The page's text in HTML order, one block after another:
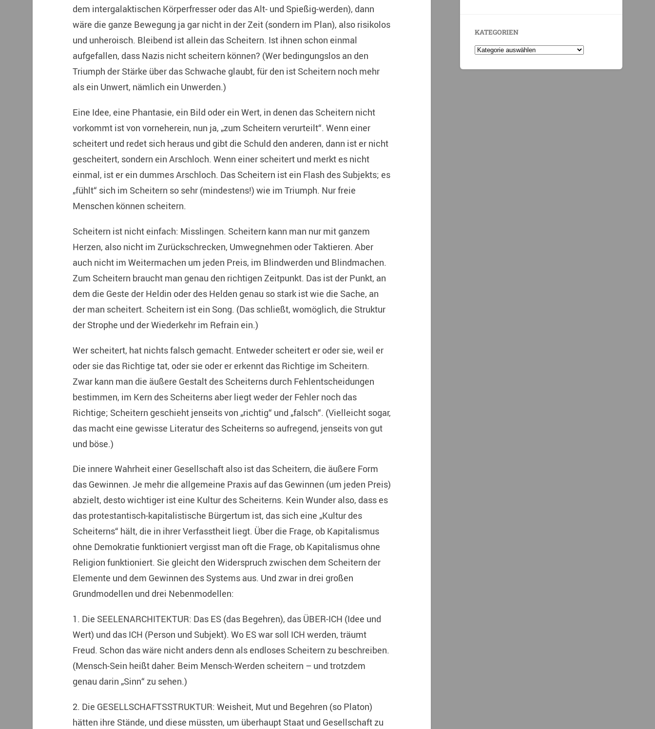
dem intergalaktischen Körperfresser oder das Alt- und Spießig-werden), dann
wäre die ganze Bewegung ja gar nicht in der Zeit (sondern im Plan), also risikolos
und unheroisch. Bleibend ist allein das Scheitern. Ist ihnen schon einmal
aufgefallen, dass Nazis nicht scheitern können? (Wer bedingungslos an den
Triumph der Stärke über das Schwache glaubt, für den ist Scheitern noch mehr
als ein Unwert, nämlich ein Unwerden.)
Eine Idee, eine Phantasie, ein Bild oder ein Wert, in denen das Scheitern nicht
vorkommt ist von vorneherein, nun ja, „zum Scheitern verurteilt“. Wenn einer
scheitert und redet sich heraus und gibt die Schuld den anderen, dann ist er nicht
gescheitert, sondern ein Arschloch. Wenn einer scheitert und merkt es nicht
einmal, ist er ein dummes Arschloch. Das Scheitern ist ein Flash des Subjekts; es
„fühlt“ sich im Scheitern so sehr (mindestens!) wie im Triumph. Nur freie
Menschen können scheitern.
Scheitern ist nicht einfach: Misslingen. Scheitern kann man nur mit ganzem
Herzen, also nicht im Zurückschrecken, Umwegnehmen oder Taktieren. Aber
auch nicht im Weitermachen um jeden Preis, im Blindwerden und Blindmachen.
Zum Scheitern braucht man genau den richtigen Zeitpunkt. Das ist der Punkt, an
dem die Geste der Heldin oder des Helden genau so stark ist wie die Sache, an
der man scheitert. Scheitern ist ein Song. (Das schließt, womöglich, die Struktur
der Strophe und der Wiederkehr im Refrain ein.)
Wer scheitert, hat nichts falsch gemacht. Entweder scheitert er oder sie, weil er
oder sie das Richtige tat, oder sie oder er erkennt das Richtige im Scheitern.
Zwar kann man die äußere Gestalt des Scheiterns durch Fehlentscheidungen
bestimmen, im Kern des Scheiterns aber liegt weder der Fehler noch das
Richtige; Scheitern geschieht jenseits von „richtig“ und „falsch“. (Vielleicht sogar,
das macht eine gewisse Literatur des Scheiterns so aufregend, jenseits von gut
und böse.)
Die innere Wahrheit einer Gesellschaft also ist das Scheitern, die äußere Form
das Gewinnen. Je mehr die allgemeine Praxis auf das Gewinnen (um jeden Preis)
abzielt, desto wichtiger ist eine Kultur des Scheiterns. Kein Wunder also, dass es
das protestantisch-kapitalistische Bürgertum ist, das sich eine „Kultur des
Scheiterns“ hält, die in ihrer Verfasstheit liegt. Über die Frage, ob Kapitalismus
ohne Demokratie funktioniert vergisst man oft die Frage, ob Kapitalismus ohne
Religion funktioniert. Sie gleicht den Widerspruch zwischen dem Scheitern der
Elemente und dem Gewinnen des Systems aus. Und zwar in drei großen
Grundmodellen und drei Nebenmodellen:
1. Die SEELENARCHITEKTUR: Das ES (das Begehren), das ÜBER-ICH (Idee und
Wert) und das ICH (Person und Subjekt). Wo ES war soll ICH werden, träumt
Freud. Schon das wäre nicht anders denn als endloses Scheitern zu beschreiben.
(Mensch-Sein heißt daher: Beim Mensch-Werden scheitern – und trotzdem
genau darin „Sinn“ zu sehen.)
2. Die GESELLSCHAFTSSTRUKTUR: Weisheit, Mut und Begehren (so Platon)
hätten ihre Stände, und diese müssten, um überhaupt Staat und Gesellschaft zu
KATEGORIEN